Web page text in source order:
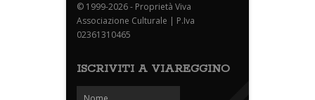
© 1999-2026 - Proprietà Viva
Associazione Culturale | P.Iva
02361310465
ISCRIVITI A VIAREGGINO